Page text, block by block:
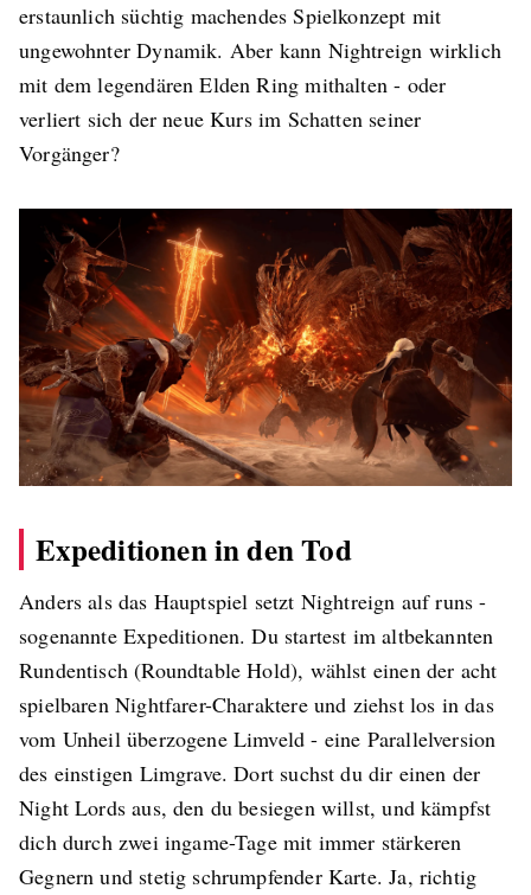
erstaunlich süchtig machendes Spielkonzept mit
ungewohnter Dynamik. Aber kann Nightreign wirklich
mit dem legendären Elden Ring mithalten - oder
verliert sich der neue Kurs im Schatten seiner
Vorgänger?
Expeditionen in den Tod
Anders als das Hauptspiel setzt Nightreign auf runs -
sogenannte Expeditionen. Du startest im altbekannten
Rundentisch (Roundtable Hold), wählst einen der acht
spielbaren Nightfarer-Charaktere und ziehst los in das
vom Unheil überzogene Limveld - eine Parallelversion
des einstigen Limgrave. Dort suchst du dir einen der
Night Lords aus, den du besiegen willst, und kämpfst
dich durch zwei ingame-Tage mit immer stärkeren
Gegnern und stetig schrumpfender Karte. Ja, richtig